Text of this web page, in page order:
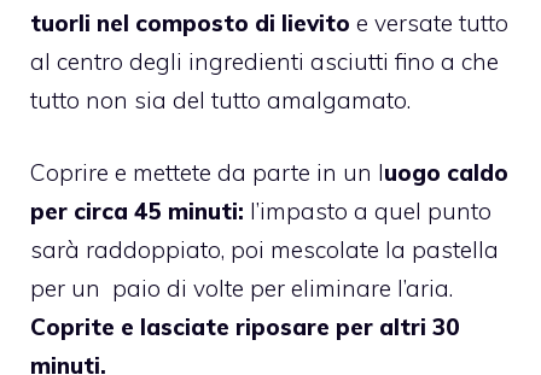
tuorli nel composto di lievito e versate tutto
al centro degli ingredienti asciutti fino a che
tutto non sia del tutto amalgamato.
Coprire e mettete da parte in un luogo caldo
per circa 45 minuti: l’impasto a quel punto
sarà raddoppiato, poi mescolate la pastella
per un paio di volte per eliminare l’aria.
Coprite e lasciate riposare per altri 30
minuti.